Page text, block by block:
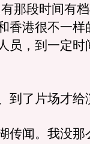
段时间有档
香港很不一样
员，到一定时
了片场才给
闻。我没那